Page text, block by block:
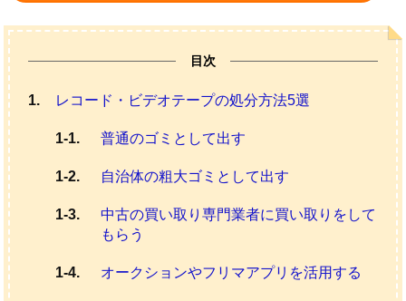
目次
レコード・ビデオテープの処分方法5選
普通のゴミとして出す
自治体の粗大ゴミとして出す
中古の買い取り専門業者に買い取りをして
もらう
オークションやフリマアプリを活用する